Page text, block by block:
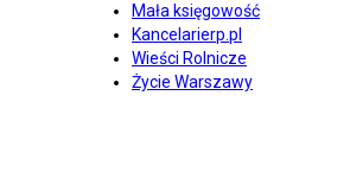
Mała księgowość
Kancelarierp.pl
Wieści Rolnicze
Życie Warszawy